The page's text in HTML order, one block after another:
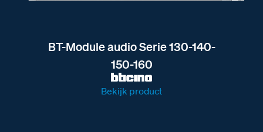
BT-Module audio Serie 130-140-
150-160
Bekijk product